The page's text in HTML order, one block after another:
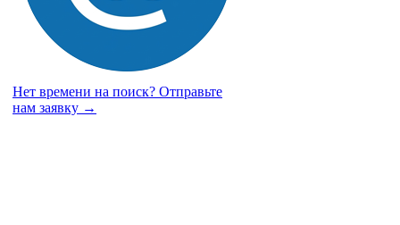
Нет времени на поиск? Отправьте
нам заявку →